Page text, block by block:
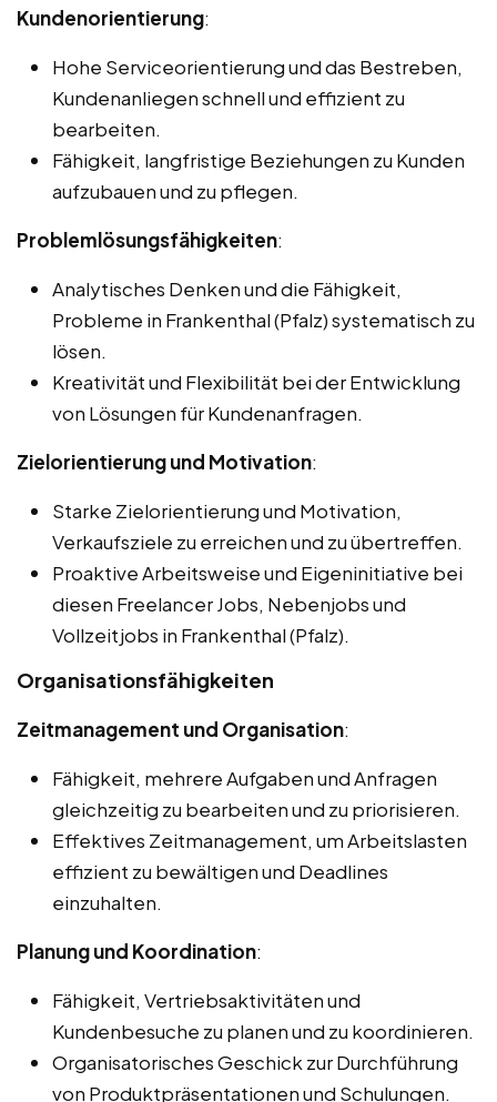
Kundenorientierung:
Hohe Serviceorientierung und das Bestreben,
Kundenanliegen schnell und effizient zu
bearbeiten.
Fähigkeit, langfristige Beziehungen zu Kunden
aufzubauen und zu pflegen.
Problemlösungsfähigkeiten:
Analytisches Denken und die Fähigkeit,
Probleme in Frankenthal (Pfalz) systematisch zu
lösen.
Kreativität und Flexibilität bei der Entwicklung
von Lösungen für Kundenanfragen.
Zielorientierung und Motivation:
Starke Zielorientierung und Motivation,
Verkaufsziele zu erreichen und zu übertreffen.
Proaktive Arbeitsweise und Eigeninitiative bei
diesen Freelancer Jobs, Nebenjobs und
Vollzeitjobs in Frankenthal (Pfalz).
Organisationsfähigkeiten
Zeitmanagement und Organisation:
Fähigkeit, mehrere Aufgaben und Anfragen
gleichzeitig zu bearbeiten und zu priorisieren.
Effektives Zeitmanagement, um Arbeitslasten
effizient zu bewältigen und Deadlines
einzuhalten.
Planung und Koordination:
Fähigkeit, Vertriebsaktivitäten und
Kundenbesuche zu planen und zu koordinieren.
Organisatorisches Geschick zur Durchführung
von Produktpräsentationen und Schulungen.